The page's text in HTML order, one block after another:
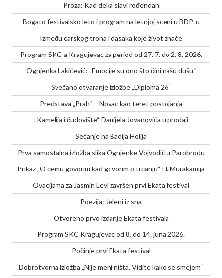
Proza: Kad deka slavi rođendan
Bogato festivalsko leto i program na letnjoj sceni u BDP-u
Između carskog trona i dasaka koje život znače
Program SKC-a Kragujevac za period od 27. 7. do 2. 8. 2026.
Ognjenka Lakićević: „Emocije su ono što čini našu dušu“
Svečano otvaranje izložbe „Diploma 26“
Predstava „Prah“ – Novac kao teret postojanja
„Kamelija i čudovište“ Danijela Jovanovića u prodaji
Sećanje na Badija Holija
Prva samostalna izložba slika Ognjenke Vojvodić u Parobrodu
Prikaz „O čemu govorim kad govorim o trčanju“ H. Murakamija
Ovacijama za Jasmin Levi završen prvi Ekata festival
Poezija: Jeleni iz sna
Otvoreno prvo izdanje Ekata festivala
Program SKC Kragujevac od 8. do 14. juna 2026.
Počinje prvi Ekata festival
Dobrotvorna izložba „Nije meni ništa. Vidite kako se smejem“